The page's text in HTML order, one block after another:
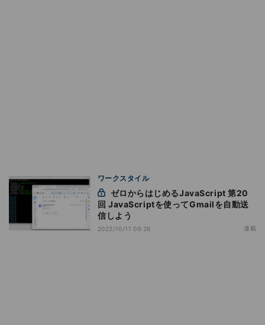
ワークスタイル
回 JavaScriptを使ってGmailを自動送
信しよう
2022/10/11 09:26 連載